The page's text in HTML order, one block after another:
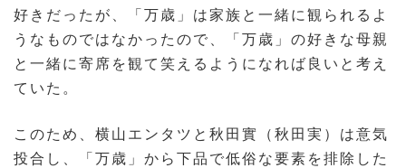
好きだったが、「万歳」は家族と一緒に観られるよ
うなものではなかったので、「万歳」の好きな母親
と一緒に寄席を観て笑えるようになれば良いと考え
ていた。
このため、横山エンタツと秋田實（秋田実）は意気
投合し、「万歳」から下品で低俗な要素を排除した